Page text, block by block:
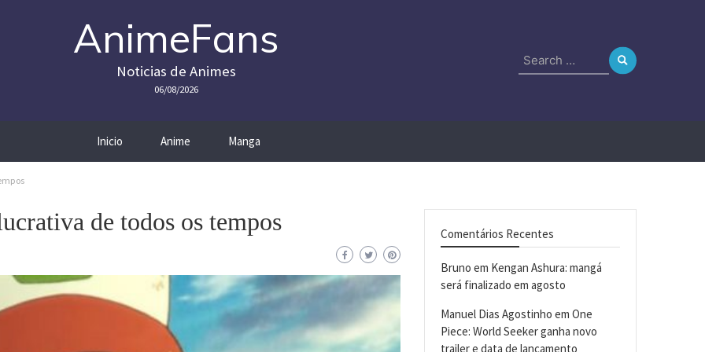
AnimeFans
Noticias de Animes
06/08/2026
Search
for:
Inicio Anime Manga
de todos os tempos Comentários Recentes
Bruno em Kengan Ashura: mangá
será finalizado em agosto
Manuel Dias Agostinho em One
Piece: World Seeker ganha novo
trailer e data de lançamento